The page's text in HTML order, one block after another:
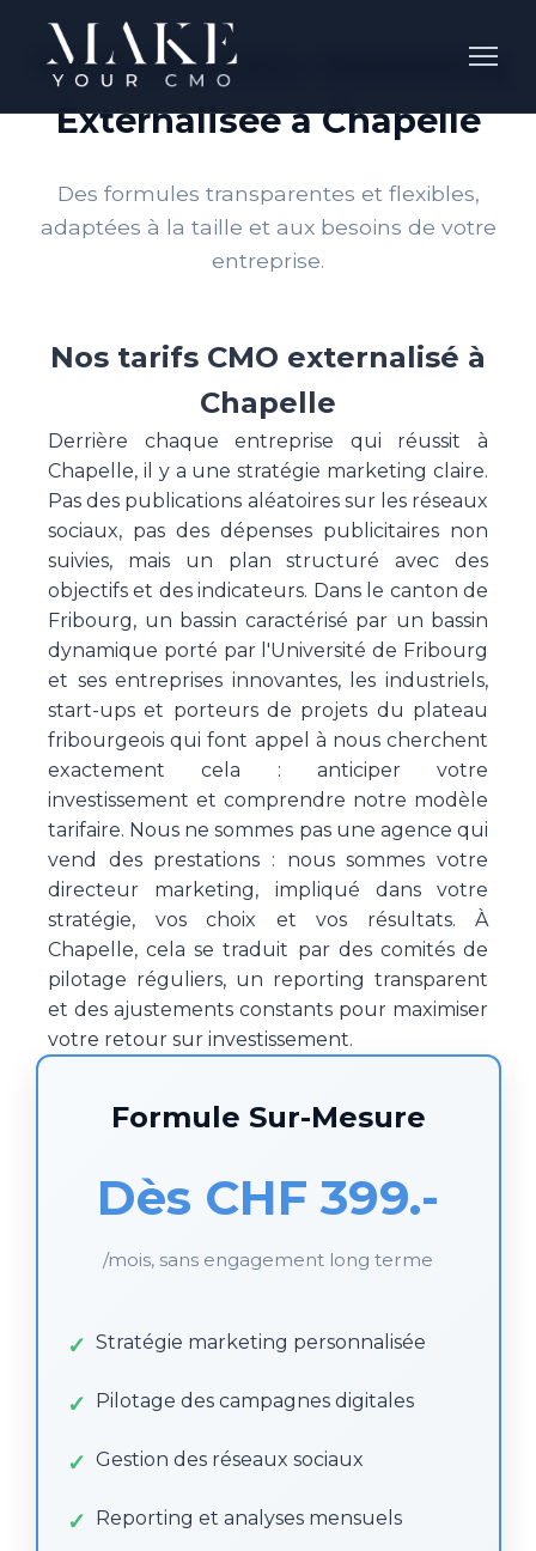
Tarifs Direction Marketing
Externalisée à Chapelle
Des formules transparentes et flexibles,
adaptées à la taille et aux besoins de votre
entreprise.
Nos tarifs CMO externalisé à
Chapelle
Derrière chaque entreprise qui réussit à
Chapelle, il y a une stratégie marketing claire.
Pas des publications aléatoires sur les réseaux
sociaux, pas des dépenses publicitaires non
suivies, mais un plan structuré avec des
objectifs et des indicateurs. Dans le canton de
Fribourg, un bassin caractérisé par un bassin
dynamique porté par l'Université de Fribourg
et ses entreprises innovantes, les industriels,
start-ups et porteurs de projets du plateau
fribourgeois qui font appel à nous cherchent
exactement cela : anticiper votre
investissement et comprendre notre modèle
tarifaire. Nous ne sommes pas une agence qui
vend des prestations : nous sommes votre
directeur marketing, impliqué dans votre
stratégie, vos choix et vos résultats. À
Chapelle, cela se traduit par des comités de
pilotage réguliers, un reporting transparent
et des ajustements constants pour maximiser
votre retour sur investissement.
Formule Sur-Mesure
Dès CHF 399.-
/mois, sans engagement long terme
Stratégie marketing personnalisée
Pilotage des campagnes digitales
Gestion des réseaux sociaux
Reporting et analyses mensuels